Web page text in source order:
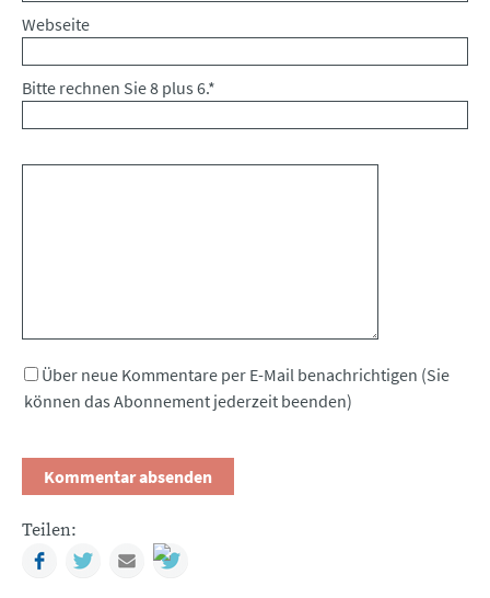
Webseite
Bitte rechnen Sie 8 plus 6.*
Über neue Kommentare per E-Mail benachrichtigen (Sie
können das Abonnement jederzeit beenden)
Teilen:
FacebookTwitterMail